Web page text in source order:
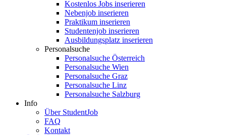
Kostenlos Jobs inserieren
Nebenjob inserieren
Praktikum inserieren
Studentenjob inserieren
Ausbildungsplatz inserieren
Personalsuche
Personalsuche Österreich
Personalsuche Wien
Personalsuche Graz
Personalsuche Linz
Personalsuche Salzburg
Info
Über StudentJob
FAQ
Kontakt